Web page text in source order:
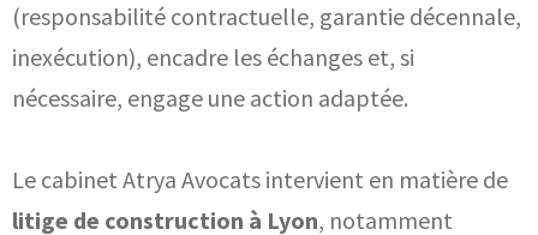
(responsabilité contractuelle, garantie décennale,
inexécution), encadre les échanges et, si
nécessaire, engage une action adaptée.
Le cabinet Atrya Avocats intervient en matière de
litige de construction à Lyon, notamment